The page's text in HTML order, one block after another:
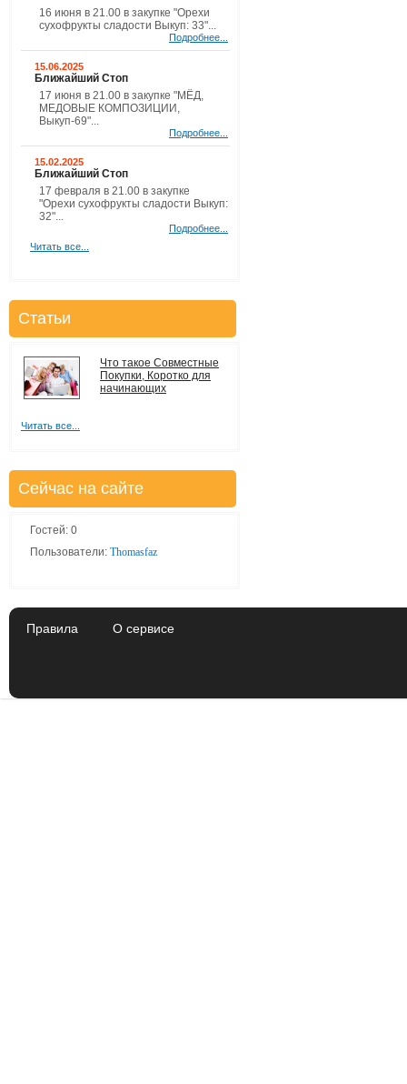
16 июня в 21.00 в закупке "Орехи
сухофрукты сладости Выкуп: 33"...
Подробнее...
15.06.2025
Ближайший Стоп
17 июня в 21.00 в закупке "МЁД,
МЕДОВЫЕ КОМПОЗИЦИИ,
Выкуп-69"...
Подробнее...
15.02.2025
Ближайший Стоп
17 февраля в 21.00 в закупке
"Орехи сухофрукты сладости Выкуп:
32"...
Подробнее...
Читать все...
Статьи
Что такое Совместные
Покупки, Коротко для
начинающих
Читать все...
Сейчас на сайте
Гостей: 0
Пользователи: Thomasfaz
Правила О сервисе